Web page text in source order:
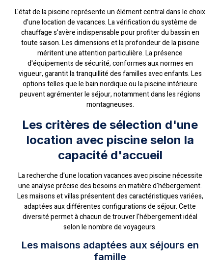
L'état de la piscine représente un élément central dans le choix
d'une location de vacances. La vérification du système de
chauffage s'avère indispensable pour profiter du bassin en
toute saison. Les dimensions et la profondeur de la piscine
méritent une attention particulière. La présence
d'équipements de sécurité, conformes aux normes en
vigueur, garantit la tranquillité des familles avec enfants. Les
options telles que le bain nordique ou la piscine intérieure
peuvent agrémenter le séjour, notamment dans les régions
montagneuses.
Les critères de sélection d'une
location avec piscine selon la
capacité d'accueil
La recherche d'une location vacances avec piscine nécessite
une analyse précise des besoins en matière d'hébergement.
Les maisons et villas présentent des caractéristiques variées,
adaptées aux différentes configurations de séjour. Cette
diversité permet à chacun de trouver l'hébergement idéal
selon le nombre de voyageurs.
Les maisons adaptées aux séjours en
famille